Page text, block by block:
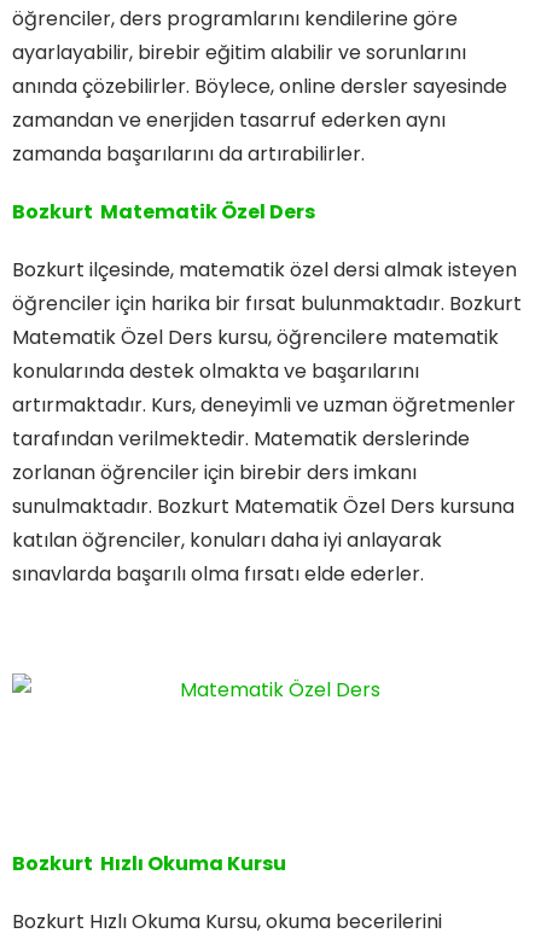
öğrenciler, ders programlarını kendilerine göre
ayarlayabilir, birebir eğitim alabilir ve sorunlarını
anında çözebilirler. Böylece, online dersler sayesinde
zamandan ve enerjiden tasarruf ederken aynı
zamanda başarılarını da artırabilirler.
Bozkurt Matematik Özel Ders
Bozkurt ilçesinde, matematik özel dersi almak isteyen
öğrenciler için harika bir fırsat bulunmaktadır. Bozkurt
Matematik Özel Ders kursu, öğrencilere matematik
konularında destek olmakta ve başarılarını
artırmaktadır. Kurs, deneyimli ve uzman öğretmenler
tarafından verilmektedir. Matematik derslerinde
zorlanan öğrenciler için birebir ders imkanı
sunulmaktadır. Bozkurt Matematik Özel Ders kursuna
katılan öğrenciler, konuları daha iyi anlayarak
sınavlarda başarılı olma fırsatı elde ederler.
Bozkurt Hızlı Okuma Kursu
Bozkurt Hızlı Okuma Kursu, okuma becerilerini